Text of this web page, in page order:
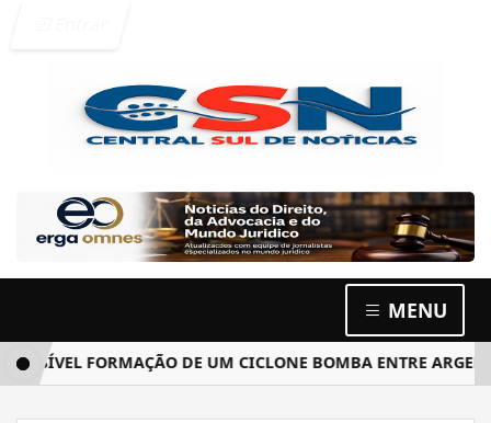
MENU
FORMAÇÃO DE UM CICLONE BOMBA ENTRE